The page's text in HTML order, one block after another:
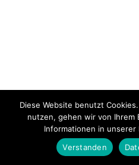
Diese Website benutzt
nutzen, gehen wir von Ihrem
Informationen in
Verstanden